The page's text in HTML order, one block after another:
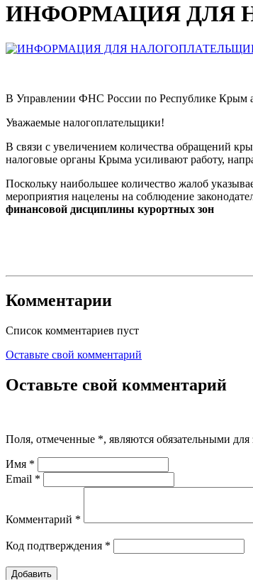
ИНФОРМАЦИЯ ДЛЯ
В Управлении ФНС России по Республике Крым
Уважаемые налогоплательщики!
В связи с увеличением количества обращений
налоговые органы Крыма усиливают работу,
Поскольку наибольшее количество жалоб
мероприятия нацелены на соблюдение
финансовой дисциплины курортных зон
Комментарии
Список комментариев пуст
Оставьте свой комментарий
Оставьте свой комментарий
Поля, отмеченные *, являются обязательными для
Имя *
Email *
Комментарий *
Код подтверждения *